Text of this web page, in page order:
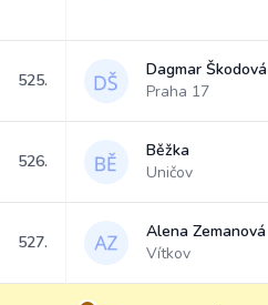
525.
Dagmar Škodová
Praha 17
526.
Běžka
Uničov
527.
Alena Zemanová
Vítkov